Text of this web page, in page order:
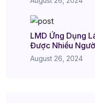
LMD Ứng Dụng
Được Nhiều
August 26, 2024